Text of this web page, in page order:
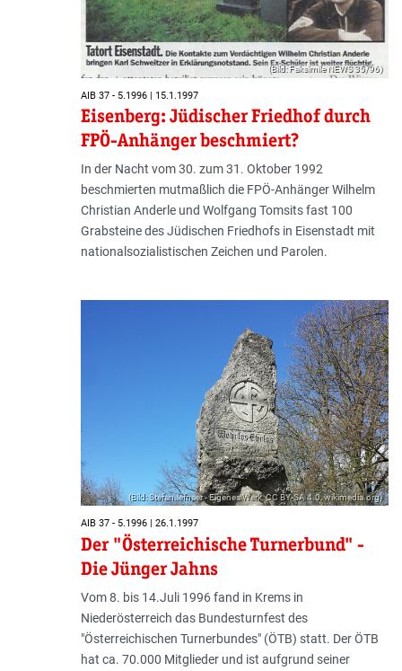
(Bild: Faksimile NEWS 35/96)
AIB 37 - 5.1996 | 15.1.1997
Eisenberg: Jüdischer Friedhof durch
FPÖ-Anhänger beschmiert?
In der Nacht vom 30. zum 31. Oktober 1992
beschmierten mutmaßlich die FPÖ-Anhänger Wilhelm
Christian Anderle und Wolfgang Tomsits fast 100
Grabsteine des Jüdischen Friedhofs in Eisenstadt mit
nationalsozialistischen Zeichen und Parolen.
(Bild: Stefan.lefnaer - Eigenes Werk, CC BY-SA 4.0, wikimedia.org)
AIB 37 - 5.1996 | 26.1.1997
Der "Österreichische Turnerbund" -
Die Jünger Jahns
Vom 8. bis 14.Juli 1996 fand in Krems in
Niederösterreich das Bundesturnfest des
"Österreichischen Turnerbundes" (ÖTB) statt. Der ÖTB
hat ca. 70.000 Mitglieder und ist aufgrund seiner